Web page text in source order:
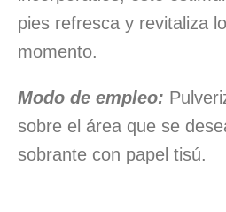
pies refresca y revitaliza
momento.
Modo de empleo:
sobre el área que se
sobrante con papel tisú.